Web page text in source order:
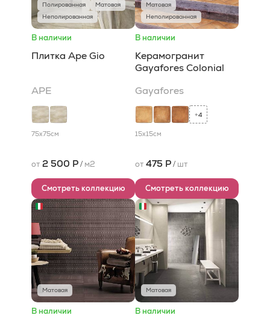
Полированная
Матовая
Неполированная
В наличии
Плитка Ape Gio
APE
75x75см
от 2 500 Р/ м2
Смотреть коллекцию
Матовая
Неполированная
В наличии
Керамогранит
Gayafores Colonial
Gayafores
+4
15x15см
от 475 Р/ шт
Смотреть коллекцию
Матовая
В наличии
Матовая
В наличии